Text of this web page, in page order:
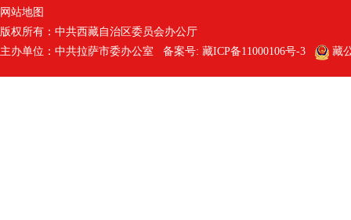
网站地图
版权所有：中共西藏自治区委员会办公厅
主办单位：中共拉萨市委办公室 备案号: 藏ICP备11000106号-3 藏